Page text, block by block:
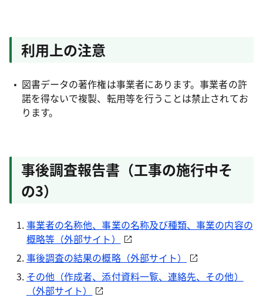
利用上の注意
図書データの著作権は事業者にあります。事業者の許
諾を得ないで複製、転用等を行うことは禁止されてお
ります。
事後調査報告書（工事の施行中そ
の3）
事業者の名称他、事業の名称及び種類、事業の内容の
概略等（外部サイト）
事後調査の結果の概略（外部サイト）
その他（作成者、添付資料一覧、連絡先、その他）
（外部サイト）